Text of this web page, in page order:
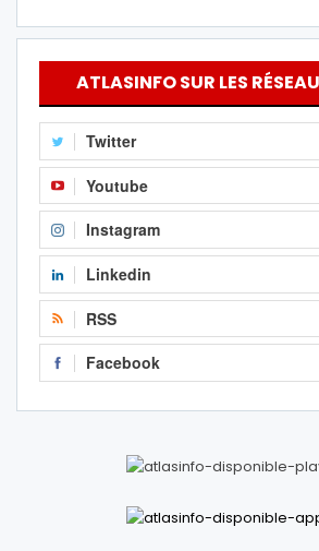
ATLASINFO SUR LES
Twitter
Youtube
Instagram
Linkedin
RSS
Facebook